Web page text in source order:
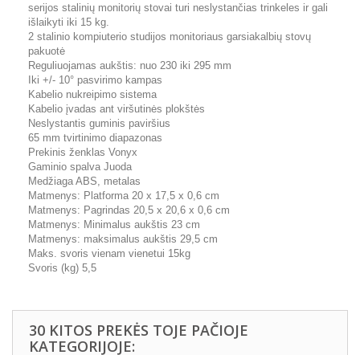
serijos stalinių monitorių stovai turi neslystančias trinkeles ir gali
išlaikyti iki 15 kg.
2 stalinio kompiuterio studijos monitoriaus garsiakalbių stovų
pakuotė
Reguliuojamas aukštis: nuo 230 iki 295 mm
Iki +/- 10° pasvirimo kampas
Kabelio nukreipimo sistema
Kabelio įvadas ant viršutinės plokštės
Neslystantis guminis paviršius
65 mm tvirtinimo diapazonas
Prekinis ženklas Vonyx
Gaminio spalva Juoda
Medžiaga ABS, metalas
Matmenys: Platforma 20 x 17,5 x 0,6 cm
Matmenys: Pagrindas 20,5 x 20,6 x 0,6 cm
Matmenys: Minimalus aukštis 23 cm
Matmenys: maksimalus aukštis 29,5 cm
Maks. svoris vienam vienetui 15kg
Svoris (kg) 5,5
30 KITOS PREKĖS TOJE PAČIOJE
KATEGORIJOJE: